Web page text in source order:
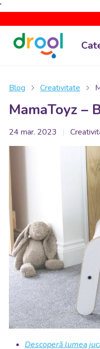
'
Blog Creativitate
MamaToyz –
24 mar. 2023
Descoperă lumea